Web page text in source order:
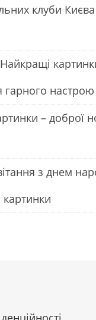
клуби
гарного настрою
– доброї
з днем
картинки